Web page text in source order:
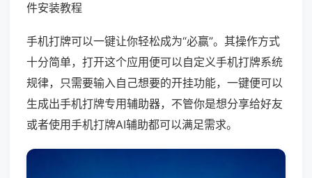
件安装教程
手机打牌可以一键让你轻松成为“必赢”。其操作方式
十分简单，打开这个应用便可以自定义手机打牌系统
规律，只需要输入自己想要的开挂功能，一键便可以
生成出手机打牌专用辅助器，不管你是想分享给好友
或者使用手机打牌AI辅助都可以满足需求。